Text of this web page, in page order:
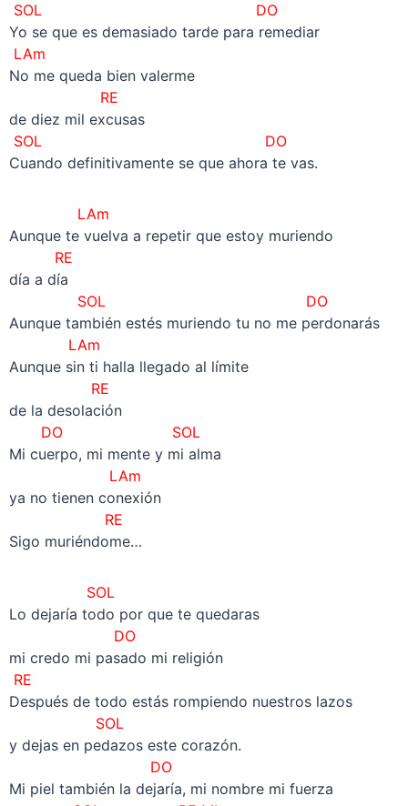
SOL DO
Yo se que es demasiado tarde para remediar
LAm
No me queda bien valerme
RE
de diez mil excusas
SOL DO
Cuando definitivamente se que ahora te vas.
LAm
Aunque te vuelva a repetir que estoy muriendo
RE
día a día
SOL DO
Aunque también estés muriendo tu no me perdonarás
LAm
Aunque sin ti halla llegado al límite
RE
de la desolación
DO SOL
Mi cuerpo, mi mente y mi alma
LAm
ya no tienen conexión
RE
Sigo muriéndome…
SOL
Lo dejaría todo por que te quedaras
DO
mi credo mi pasado mi religión
RE
Después de todo estás rompiendo nuestros lazos
SOL
y dejas en pedazos este corazón.
DO
Mi piel también la dejaría, mi nombre mi fuerza